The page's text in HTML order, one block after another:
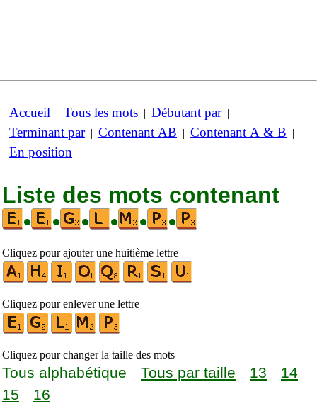
Accueil | Tous les mots | Débutant par|
Terminant par| Contenant AB | Contenant A & B |
En position
Liste des mots contenant
•
• • • • •
Cliquez pour ajouter une huitième lettre
Cliquez pour enlever une lettre
Cliquez pour changer la taille des mots
Tous alphabétique Tous par taille 13
14
15
16